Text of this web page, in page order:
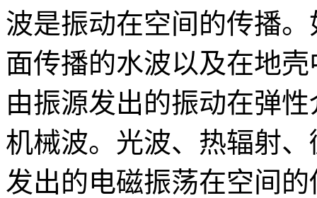
波是振动在空间的传播
面传播的水波以及在地
由振源发出的振动在弹
机械波。光波、热辐射
发出的电磁振荡在空间